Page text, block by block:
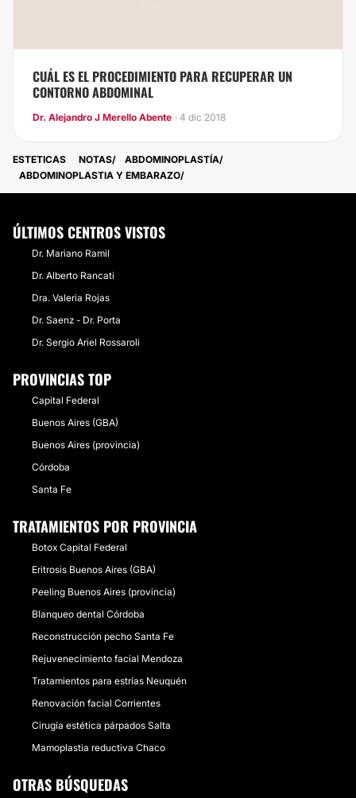
CUÁL ES EL PROCEDIMIENTO PARA RECUPERAR UN
CONTORNO ABDOMINAL
Dr. Alejandro J Merello Abente · 4 dic 2018
ESTETICAS NOTAS
ABDOMINOPLASTÍA
ABDOMINOPLASTIA Y EMBARAZO
ÚLTIMOS CENTROS VISTOS
Dr. Mariano Ramil
Dr. Alberto Rancati
Dra. Valeria Rojas
Dr. Saenz - Dr. Porta
Dr. Sergio Ariel Rossaroli
PROVINCIAS TOP
Capital Federal
Buenos Aires (GBA)
Buenos Aires (provincia)
Córdoba
Santa Fe
TRATAMIENTOS POR PROVINCIA
Botox Capital Federal
Eritrosis Buenos Aires (GBA)
Peeling Buenos Aires (provincia)
Blanqueo dental Córdoba
Reconstrucción pecho Santa Fe
Rejuvenecimiento facial Mendoza
Tratamientos para estrías Neuquén
Renovación facial Corrientes
Cirugía estética párpados Salta
Mamoplastia reductiva Chaco
OTRAS BÚSQUEDAS